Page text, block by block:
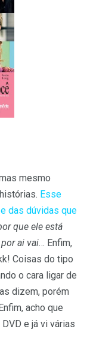
mesmo
Esse
das dúvidas que
que ele está
ai vai… Enfim,
Coisas do tipo
o cara ligar de
dizem, porém
acho que
e já vi várias